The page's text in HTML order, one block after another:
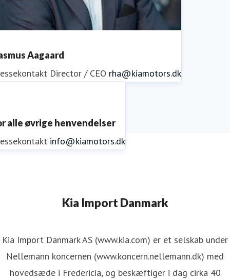
Aagaard
Director / CEO rha@kiamotors.dk
alle øvrige henvendelser
info@kiamotors.dk
Kia Import Danmark
Kia Import Danmark AS (www.kia.com) er et selskab under
Nellemann koncernen (www.koncern.nellemann.dk) med
hovedsæde i Fredericia, og beskæftiger i dag cirka 40